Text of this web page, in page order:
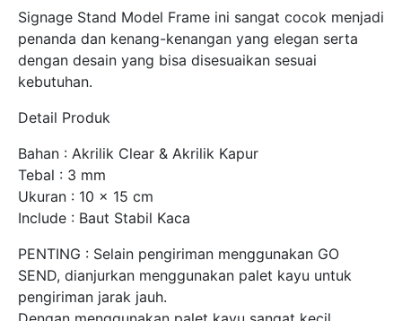
Signage Stand Model Frame ini sangat cocok menjadi
penanda dan kenang-kenangan yang elegan serta
dengan desain yang bisa disesuaikan sesuai
kebutuhan.
Detail Produk
Bahan : Akrilik Clear & Akrilik Kapur
Tebal : 3 mm
Ukuran : 10 x 15 cm
Include : Baut Stabil Kaca
PENTING : Selain pengiriman menggunakan GO
SEND, dianjurkan menggunakan palet kayu untuk
pengiriman jarak jauh.